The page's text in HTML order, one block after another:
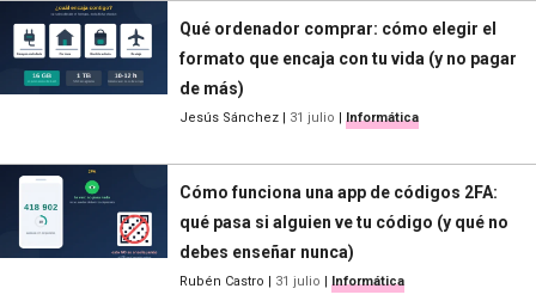
Qué ordenador comprar: cómo elegir el
formato que encaja con tu vida (y no pagar
de más)
Jesús Sánchez | 31 julio | Informática
Cómo funciona una app de códigos 2FA:
qué pasa si alguien ve tu código (y qué no
debes enseñar nunca)
Rubén Castro | 31 julio | Informática